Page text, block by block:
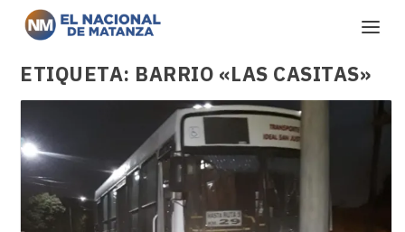
ETIQUETA: BARRIO «LAS CASITAS»